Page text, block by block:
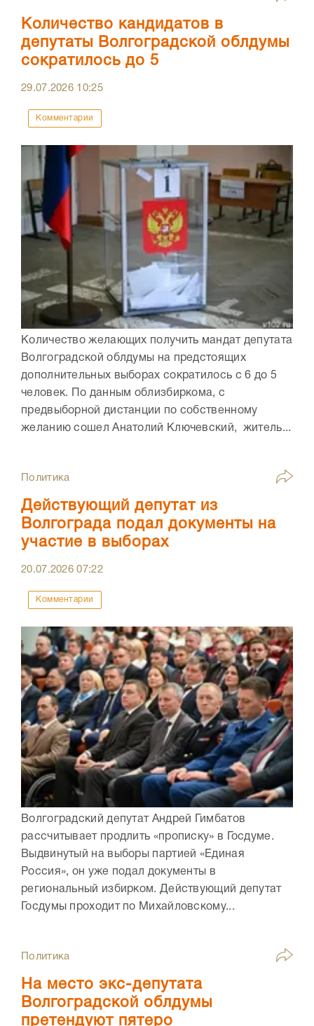
Количество кандидатов в
депутаты Волгоградской облдумы
сократилось до 5
29.07.2026 10:25
Комментарии
Количество желающих получить мандат депутата
Волгоградской облдумы на предстоящих
дополнительных выборах сократилось с 6 до 5
человек. По данным облизбиркома, с
предвыборной дистанции по собственному
желанию сошел Анатолий Ключевский, житель...
Политика
Действующий депутат из
Волгограда подал документы на
участие в выборах
20.07.202607:22
Комментарии
Волгоградский депутат Андрей Гимбатов
рассчитывает продлить «прописку» в Госдуме.
Выдвинутый на выборы партией «Единая
Россия», он уже подал документы в
региональный избирком. Действующий депутат
Госдумы проходит по Михайловскому...
Политика
На место экс-депутата
Волгоградской облдумы
претендуют пятеро